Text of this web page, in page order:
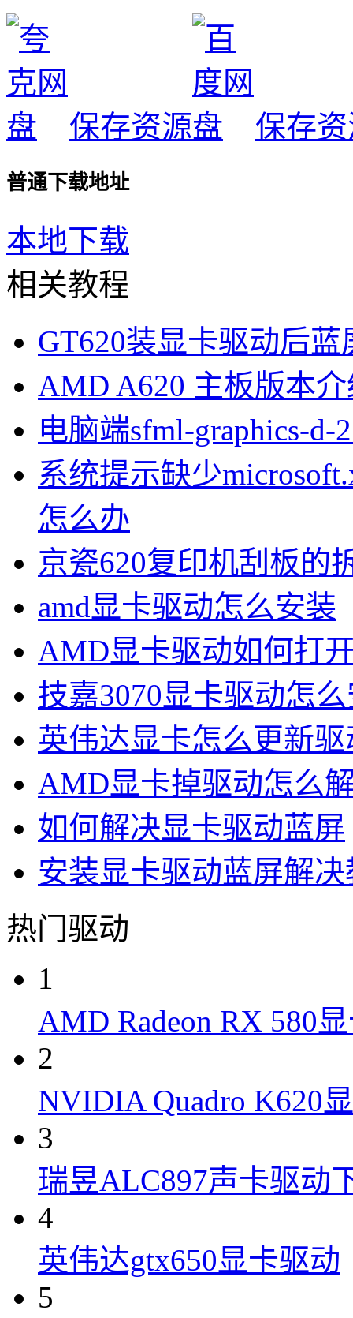
保存资源 保存
普通下载地址
本地下载
相关教程
GT620装显卡驱动后蓝
AMD A620 主板版本
电脑端sfml-graphics-
系统提示缺少
怎么办
京瓷620复印机刮板的
amd显卡驱动怎么安装
AMD显卡驱动如何打
技嘉3070显卡驱动怎
英伟达显卡怎么更新驱
AMD显卡掉驱动怎么
如何解决显卡驱动蓝屏
安装显卡驱动蓝屏解决
热门驱动
1
AMD Radeon RX 580
2
NVIDIA Quadro K620
3
瑞昱ALC897声卡驱动
4
英伟达gtx650显卡驱动
5